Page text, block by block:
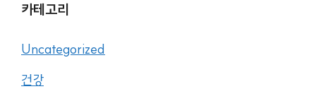
카테고리
Uncategorized
건강